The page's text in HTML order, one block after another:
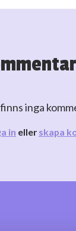
inga
in eller skapa